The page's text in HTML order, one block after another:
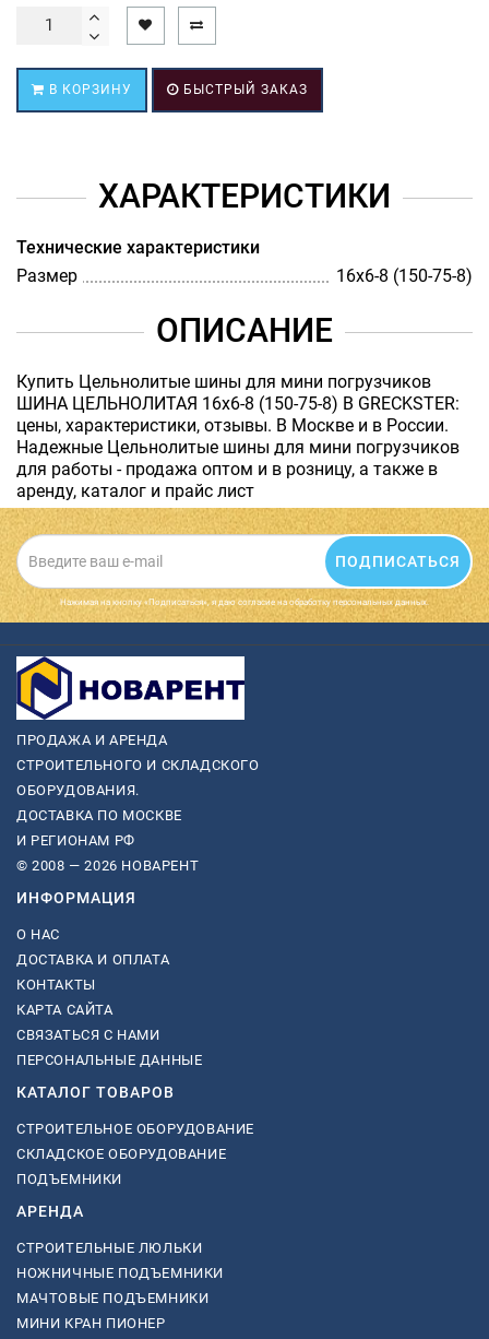
В КОРЗИНУ БЫСТРЫЙ ЗАКАЗ
ХАРАКТЕРИСТИКИ
Технические характеристики
Размер
16х6-8 (150-75-8)
ОПИСАНИЕ
Купить Цельнолитые шины для мини погрузчиков
ШИНА ЦЕЛЬНОЛИТАЯ 16х6-8 (150-75-8) B GRECKSTER:
цены, характеристики, отзывы. В Москве и в России.
Надежные Цельнолитые шины для мини погрузчиков
для работы - продажа оптом и в розницу, а также в
аренду, каталог и прайс лист
ПОДПИСАТЬСЯ
Нажимая на кнопку «Подписаться», я даю cогласие на обработку персональных данных.
ПРОДАЖА И АРЕНДА
СТРОИТЕЛЬНОГО И СКЛАДСКОГО
ОБОРУДОВАНИЯ.
ДОСТАВКА ПО МОСКВЕ
И РЕГИОНАМ РФ
© 2008 — 2026 НОВАРЕНТ
ИНФОРМАЦИЯ
О НАС
ДОСТАВКА И ОПЛАТА
КОНТАКТЫ
КАРТА САЙТА
СВЯЗАТЬСЯ С НАМИ
ПЕРСОНАЛЬНЫЕ ДАННЫЕ
КАТАЛОГ ТОВАРОВ
СТРОИТЕЛЬНОЕ ОБОРУДОВАНИЕ
СКЛАДСКОЕ ОБОРУДОВАНИЕ
ПОДЪЕМНИКИ
АРЕНДА
СТРОИТЕЛЬНЫЕ ЛЮЛЬКИ
НОЖНИЧНЫЕ ПОДЪЕМНИКИ
МАЧТОВЫЕ ПОДЪЕМНИКИ
МИНИ КРАН ПИОНЕР